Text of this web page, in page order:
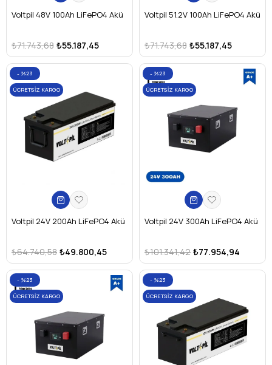
Soru: LiFePO4 aküyü şarj etmek için invertörümü
değiştirmem gerekir mi?Cevap:Çoğu modern akıllı
invertörde "Lithium" veya "LiFePO4" modu bulunur. Volt Pil
olarak, sisteminizin parametrelerine tam uyum sağlayacak
BMS yapılandırmasıyla akünüzü hazırlıyoruz.
Soru: LiFePO4 aküler patlar mı?
Cevap:Hayır. LiFePO4
kimyası, lityum teknolojileri arasındaki en güvenli yapıdır. Aşırı
ısınma, delinme veya kısa devre durumlarında dahi yanma veya
patlama riski taşımaz; güvenle yaşam alanlarınızda
Voltpil 48V 100Ah LiFePO4 Akü
₺55.187,45
₺71.743,68
Voltpil 51.2V 100Ah LiFePO4 Akü
₺55.187,45
₺71.743,68
Voltpil 24V 200Ah LiFePO4 Akü
₺49.800,45
₺64.740,58
%23
ÜCRETSIZ KARGO
Voltpil 24V 300Ah LiFePO4 Akü
₺77.954,94
₺101.341,42
%23
ÜCRETSIZ KARGO
%23
ÜCRETSIZ KARGO
%23
ÜCRETSIZ KARGO